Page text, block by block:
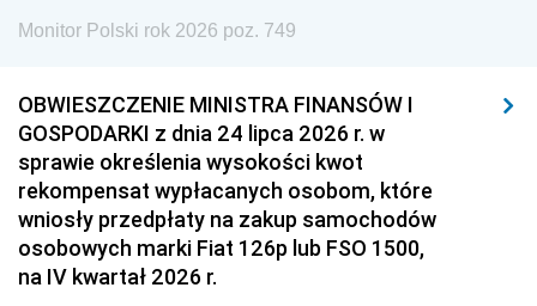
Monitor Polski rok 2026 poz. 749
OBWIESZCZENIE MINISTRA FINANSÓW I
GOSPODARKI z dnia 24 lipca 2026 r. w
sprawie określenia wysokości kwot
rekompensat wypłacanych osobom, które
wniosły przedpłaty na zakup samochodów
osobowych marki Fiat 126p lub FSO 1500,
na IV kwartał 2026 r.